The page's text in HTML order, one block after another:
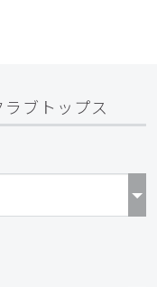
ブトップス